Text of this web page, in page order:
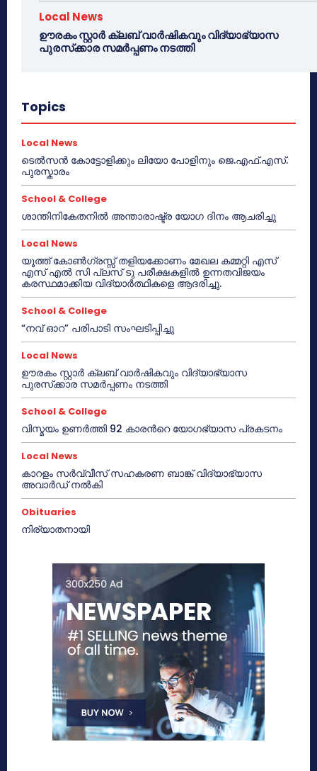
Local News
ഊരകം സ്റ്റാർ ക്ലബ് വാർഷികവും വിദ്യാഭ്യാസ
പുരസ്‌ക്കാര സമർപ്പണം നടത്തി
Topics
Local News
ടെൽസൻ കോട്ടോളിക്കും ലിയോ പോളിനും ജെ.എഫ്.എസ്.
പുരസ്കാരം
School & College
ശാന്തിനികേതനിൽ അന്താരാഷ്ട്ര യോഗ ദിനം ആചരിച്ചു
Local News
യൂത്ത് കോൺഗ്രസ്സ് തളിയക്കോണം മേഖല കമ്മറ്റി എസ്
എസ് എൽ സി പ്ലസ് ടു പരീക്ഷകളിൽ ഉന്നതവിജയം
കരസ്ഥമാക്കിയ വിദ്യാർത്ഥികളെ ആദരിച്ചു.
School & College
“നവ് ഓറ” പരിപാടി സംഘടിപ്പിച്ചു
Local News
ഊരകം സ്റ്റാർ ക്ലബ് വാർഷികവും വിദ്യാഭ്യാസ
പുരസ്‌ക്കാര സമർപ്പണം നടത്തി
School & College
വിസ്മയം ഉണർത്തി 92 കാരൻറെ യോഗഭ്യാസ പ്രകടനം
Local News
കാറളം സർവ്വീസ് സഹകരണ ബാങ്ക് വിദ്യാഭ്യാസ
അവാർഡ് നൽകി
Obituaries
നിര്യാതനായി